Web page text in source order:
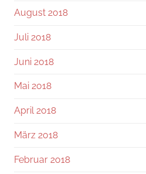
August 2018
Juli 2018
Juni 2018
Mai 2018
April 2018
März 2018
Februar 2018